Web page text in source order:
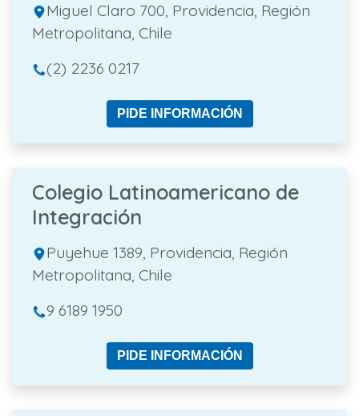
Miguel Claro 700, Providencia, Región
Metropolitana, Chile
(2) 2236 0217
PIDE INFORMACIÓN
Colegio Latinoamericano de
Integración
Puyehue 1389, Providencia, Región
Metropolitana, Chile
9 6189 1950
PIDE INFORMACIÓN